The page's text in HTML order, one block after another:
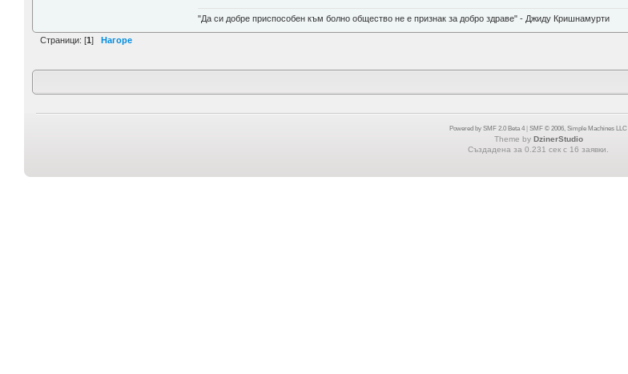
"Да си добре приспособен към болно общество не е признак за добро здраве" - Джиду Кришнамурти
Страници: [1] Нагоре
Powered by SMF 2.0 Beta 4 SMF © 2006, Simple Machines LLC
Theme by DzinerStudio
Създадена за 0.231 сек с 16 заявки.